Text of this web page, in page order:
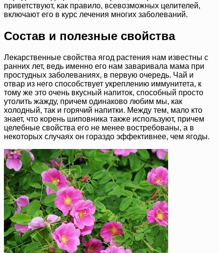
приветствуют, как правило, всевозможных целителей,
включают его в курс лечения многих заболеваний.
Состав и полезные свойства
Лекарственные свойства ягод растения нам известны с
ранних лет, ведь именно его нам заваривала мама при
простудных заболеваниях, в первую очередь. Чай и
отвар из него способствует укреплению иммунитета, к
тому же это очень вкусный напиток, способный просто
утолить жажду, причем одинаково любим мы, как
холодный, так и горячий напитки. Между тем, мало кто
знает, что корень шиповника также используют, причем
целебные свойства его не менее востребованы, а в
некоторых случаях он гораздо эффективнее, чем ягоды.